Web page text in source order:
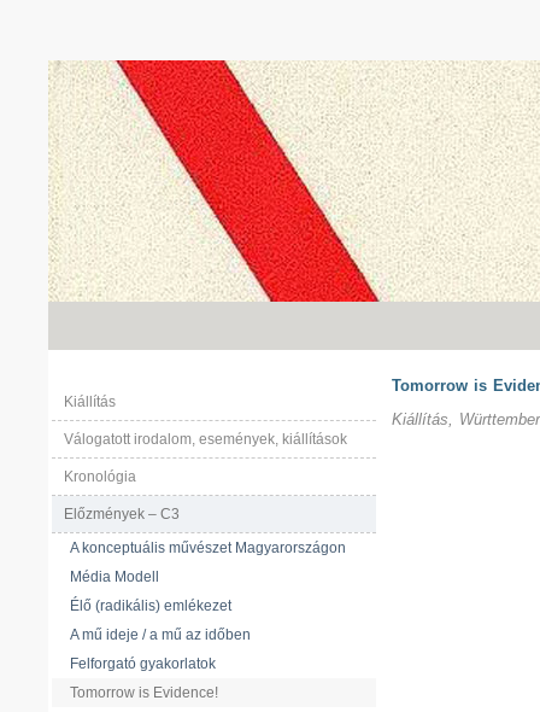
Kiállítás
Válogatott irodalom, események, kiállítások
Kronológia
Előzmények – C3
A konceptuális művészet Magyarországon
Média Modell
Élő (radikális) emlékezet
A mű ideje / a mű az időben
Felforgató gyakorlatok
Tomorrow is Evidence!
Tomorrow is
Kiállítás,